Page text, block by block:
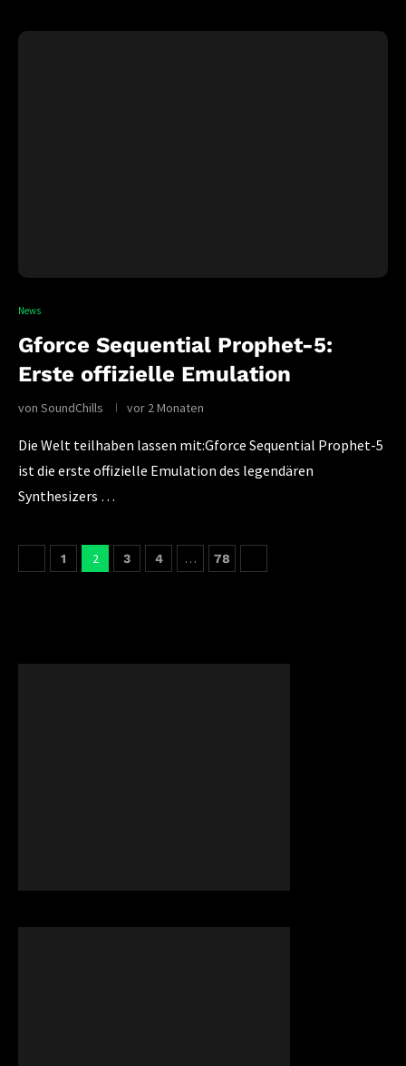
News
Gforce Sequential Prophet-5:
Erste offizielle Emulation
von SoundChills vor 2 Monaten
Die Welt teilhaben lassen mit:Gforce Sequential Prophet-5
ist die erste offizielle Emulation des legendären
Synthesizers …
1 2 3 4 … 78